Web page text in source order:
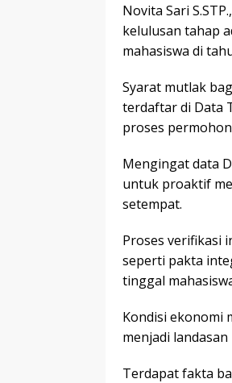
​Novita Sari
kelulusan tahap
mahasiswa di
Syarat mutlak
terdaftar di Data
proses
Mengingat data
untuk proaktif
setempat.
Proses verifikasi
seperti pakta
tinggal
​Kondisi ekonomi
menjadi
Terdapat fakta